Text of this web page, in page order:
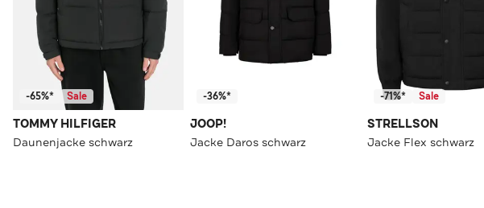
-65%* Sale
TOMMY HILFIGER
Daunenjacke schwarz
-36%*
JOOP!
Jacke Daros schwarz
-71%* Sale
STRELLSON
Jacke Flex schwarz